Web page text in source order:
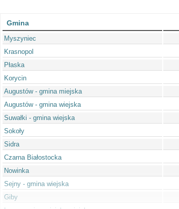
Gmina
Myszyniec
Krasnopol
Płaska
Korycin
Augustów - gmina miejska
Augustów - gmina wiejska
Suwałki - gmina wiejska
Sokoły
Sidra
Czarna Białostocka
Nowinka
Sejny - gmina wiejska
Giby